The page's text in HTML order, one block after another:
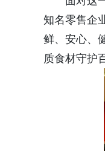
知名零售企
鲜、安心、
质食材守护